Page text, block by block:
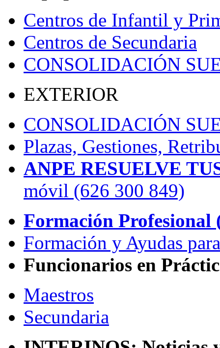
Centros de Infantil y
Centros de Secundaria
CONSOLIDACIÓN
EXTERIOR
CONSOLIDACIÓN
Plazas, Gestiones,
ANPE RESUELVE
móvil (626 300 849)
Formación Profesional
Formación y Ayudas
Funcionarios en
Maestros
Secundaria